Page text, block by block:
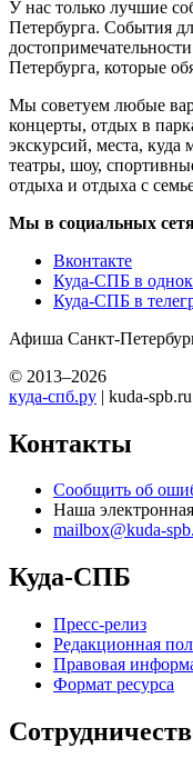
У нас только лучшие
Петербурга. События
Петербурга, которые
Мы советуем любые
концерты, отдых в
экскурсий, места, куда
театры, шоу,
отдыха и отдыха с
Мы в социальных
Вконтакте
Куда-СПБ в
Куда-СПБ в
Афиша Санкт-
© 2013–2026
куда-спб.ру | kuda-spb.ru
Контакты
Сообщить об
Наша
mailbox@kuda-
Куда-СПБ
Пресс-релиз
Редакционная
Правовая
Формат ресурса